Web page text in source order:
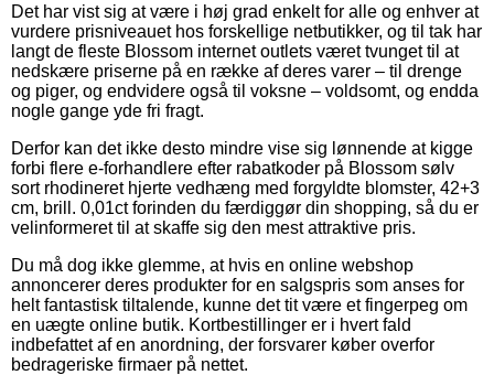
Det har vist sig at være i høj grad enkelt for alle og enhver at
vurdere prisniveauet hos forskellige netbutikker, og til tak har
langt de fleste Blossom internet outlets været tvunget til at
nedskære priserne på en række af deres varer – til drenge
og piger, og endvidere også til voksne – voldsomt, og endda
nogle gange yde fri fragt.
Derfor kan det ikke desto mindre vise sig lønnende at kigge
forbi flere e-forhandlere efter rabatkoder på Blossom sølv
sort rhodineret hjerte vedhæng med forgyldte blomster, 42+3
cm, brill. 0,01ct forinden du færdiggør din shopping, så du er
velinformeret til at skaffe sig den mest attraktive pris.
Du må dog ikke glemme, at hvis en online webshop
annoncerer deres produkter for en salgspris som anses for
helt fantastisk tiltalende, kunne det tit være et fingerpeg om
en uægte online butik. Kortbestillinger er i hvert fald
indbefattet af en anordning, der forsvarer køber overfor
bedrageriske firmaer på nettet.